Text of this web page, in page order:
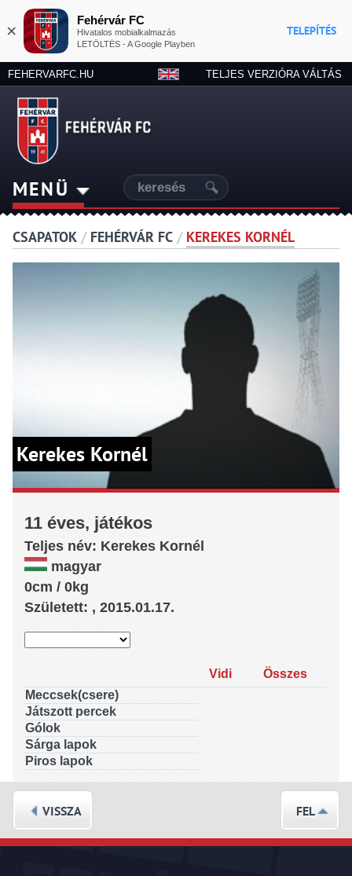
×
Fehérvár FC
Hivatalos mobialkalmazás
LETÖLTÉS - A Google Playben
TELEPÍTÉS
FEHERVARFC.HU TELJES VERZIÓRA VÁLTÁS
MENÜ
CSAPATOK / FEHÉRVÁR FC / KEREKES KORNÉL
Kerekes Kornél
11 éves, játékos
Teljes név: Kerekes Kornél
magyar
0cm / 0kg
Született: , 2015.01.17.
Vidi
Összes
Meccsek(csere)
Játszott percek
Gólok
Sárga lapok
Piros lapok
VISSZA FEL